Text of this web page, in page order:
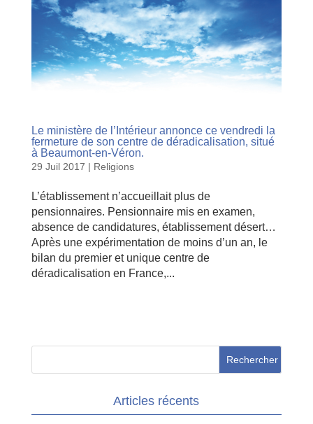
Le ministère de l’Intérieur annonce ce vendredi la
fermeture de son centre de déradicalisation, situé
à Beaumont-en-Véron.
29 Juil 2017 | Religions
L’établissement n’accueillait plus de
pensionnaires. Pensionnaire mis en examen,
absence de candidatures, établissement désert…
Après une expérimentation de moins d’un an, le
bilan du premier et unique centre de
déradicalisation en France,...
Articles récents